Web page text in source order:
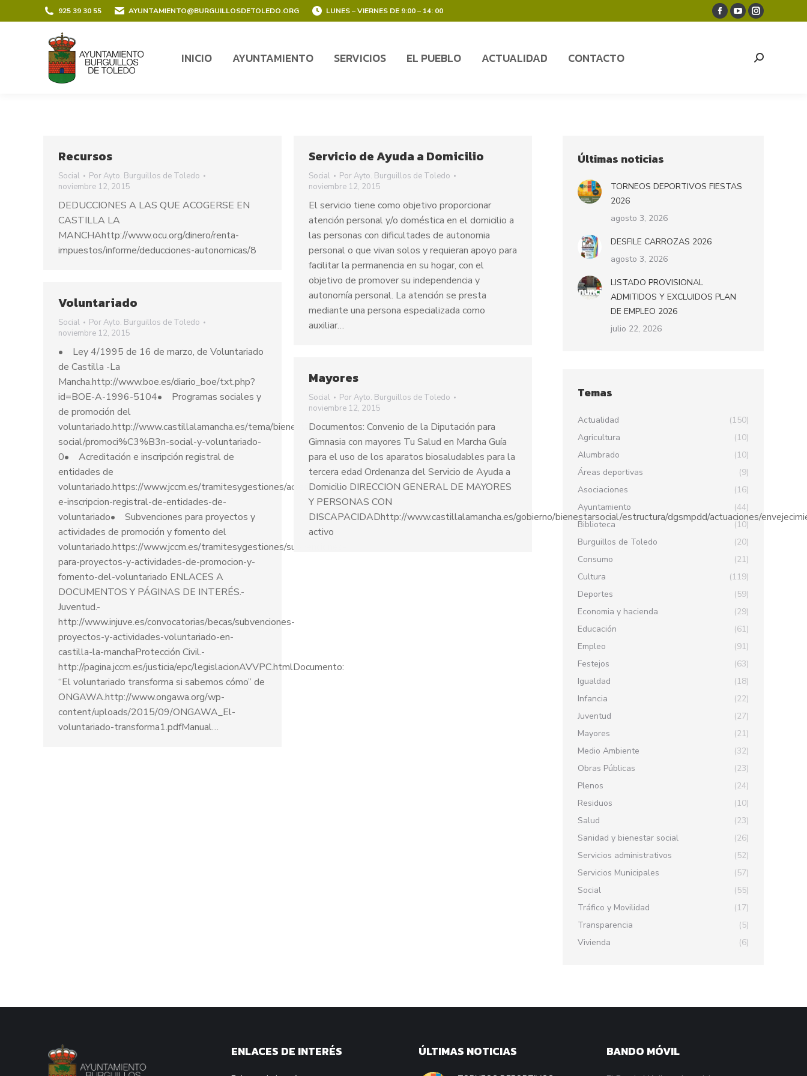
925 39 30 55 AYUNTAMIENTO@BURGUILLOSDETOLEDO.ORG LUNES – VIERNES DE 9:00 – 14: 00
Facebook
YouTubeInstagram
in
INICIO AYUNTAMIENTO SERVICIOS EL PUEBLO ACTUALIDAD CONTACTO Search:
Recursos
Social PorAyto. Burguillos de Toledo
noviembre 12, 2015
DEDUCCIONES A LAS QUE ACOGERSE EN
CASTILLA LA
MANCHAhttp://www.ocu.org/dinero/renta-
impuestos/informe/deducciones-autonomicas/8
Servicio de Ayuda a Domicilio
Social PorAyto. Burguillos de Toledo
noviembre 12, 2015
El servicio tiene como objetivo proporcionar
atención personal y/o doméstica en el domicilio a
las personas con dificultades de autonomia
personal o que vivan solos y requieran apoyo para
facilitar la permanencia en su hogar, con el
objetivo de promover su independencia y
autonomía personal. La atención se presta
mediante una persona especializada como
auxiliar…
Voluntariado
Social PorAyto. Burguillos de Toledo
noviembre 12, 2015
• Ley 4/1995 de 16 de marzo, de Voluntariado
de Castilla -La
Mancha.http://www.boe.es/diario_boe/txt.php?
id=BOE-A-1996-5104• Programas sociales y
de promoción del
voluntariado.http://www.castillalamancha.es/tema/bienestar-
social/promoci%C3%B3n-social-y-voluntariado-
0• Acreditación e inscripción registral de
entidades de
voluntariado.https://www.jccm.es/tramitesygestiones/acreditacion-
e-inscripcion-registral-de-entidades-de-
voluntariado• Subvenciones para proyectos y
actividades de promoción y fomento del
voluntariado.https://www.jccm.es/tramitesygestiones/subvenciones-
para-proyectos-y-actividades-de-promocion-y-
fomento-del-voluntariado ENLACES A
DOCUMENTOS Y PÁGINAS DE INTERÉS.-
Juventud.-
http://www.injuve.es/convocatorias/becas/subvenciones-
proyectos-y-actividades-voluntariado-en-
castilla-la-manchaProtección Civil.-
http://pagina.jccm.es/justicia/epc/legislacionAVVPC.htmlDocumento:
“El voluntariado transforma si sabemos cómo” de
ONGAWA.http://www.ongawa.org/wp-
content/uploads/2015/09/ONGAWA_El-
voluntariado-transforma1.pdfManual…
Mayores
Social PorAyto. Burguillos de Toledo
noviembre 12, 2015
Documentos: Convenio de la Diputación para
Gimnasia con mayores Tu Salud en Marcha Guía
para el uso de los aparatos biosaludables para la
tercera edad Ordenanza del Servicio de Ayuda a
Domicilio DIRECCION GENERAL DE MAYORES
Y PERSONAS CON
DISCAPACIDADhttp://www.castillalamancha.es/gobierno/bienestarsocial/estructura/dgsmpdd/actuaciones/
activo
Últimas noticias
TORNEOS DEPORTIVOS FIESTAS
2026
agosto 3, 2026
DESFILE CARROZAS 2026
agosto 3, 2026
LISTADO PROVISIONAL
ADMITIDOS Y EXCLUIDOS PLAN
DE EMPLEO 2026
julio 22, 2026
Temas
Actualidad
(150)
Agricultura
(10)
Alumbrado
(10)
Áreas deportivas
(9)
Asociaciones
(16)
Ayuntamiento
(44)
Biblioteca
(10)
Burguillos de Toledo
(20)
Consumo
(21)
Cultura
(119)
Deportes
(59)
Economia y hacienda
(29)
Educación
(61)
Empleo
(91)
Festejos
(63)
Igualdad
(18)
Infancia
(22)
Juventud
(27)
Mayores
(21)
Medio Ambiente
(32)
Obras Públicas
(23)
Plenos
(24)
Residuos
(10)
Salud
(23)
Sanidad y bienestar social
(26)
Servicios administrativos
(52)
Servicios Municipales
(57)
Social
(55)
Tráfico y Movilidad
(17)
Transparencia
(5)
Vivienda
(6)
ENLACES DE INTERÉS ÚLTIMAS NOTICIAS BANDO MÓVIL
INICIO AYUNTAMIENTO SERVICIOS EL PUEBLO ACTUALIDAD CONTACTO